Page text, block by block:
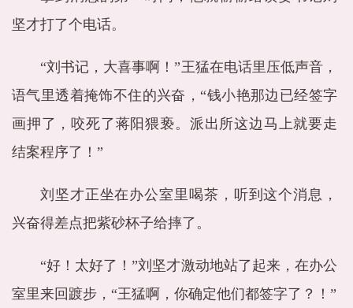
坚才打了个电话。
“刘书记，大喜事啊！”王猛在电话里压低声音，
语气里透着掩饰不住的兴奋，“钱小艳那边已经签字
画押了，咬死了蒋阳猥亵。派出所这边马上就要走
结案程序了！”
刘坚才正坐在办公室里喝茶，听到这个消息，
兴奋得差点把紫砂杯子给摔了。
“好！太好了！”刘坚才激动地站了起来，在办公
室里来回踱步，“王猛啊，你确定他们都签字了？！”